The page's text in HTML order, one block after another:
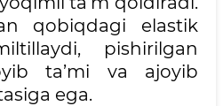
qobiqdagi elastik
pishirilgan
ta’mi va ajoyib
ega.